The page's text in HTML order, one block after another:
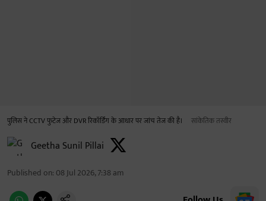
पुलिस ने CCTV फुटेज और DVR रिकॉर्डिंग के आधार पर जांच तेज की है। सांकेतिक तस्वीर
Geetha Sunil Pillai
Published on: 08 Jul 2026, 7:38 am